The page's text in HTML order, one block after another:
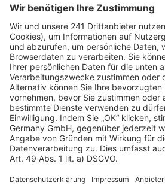
Barrierefreiheit
Cookie Einstellungen
Rechtliches
AGB-Übersicht
Datenschutz
Impressum
Fotonachweis